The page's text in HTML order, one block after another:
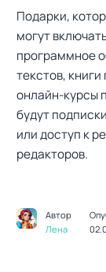
Подарки,
могут
программное
текстов,
онлайн-курсы
будут
или доступ к
редакторов.
Автор
Лена